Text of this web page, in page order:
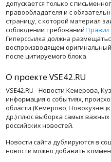
допускается только с
правообладателя и с
страницу, с которой материал
соблюдении требований Правил
Гиперссылка должна
воспроизводящем оригинальный
после цитируемого блока.
О проекте VSE42.RU
VSE42.RU - Новости Кемерова,
информация о событиях,
области (Кемерово,
др.) плюс выборка самых
российских новостей.
Новости сайта дублируются в
новости можно добавить